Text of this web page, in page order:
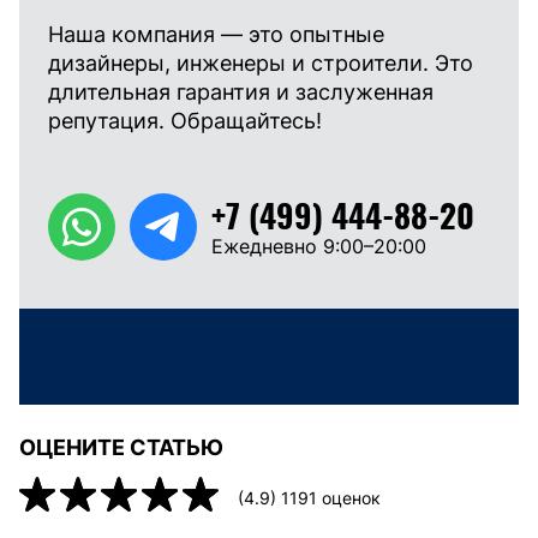
Наша компания — это опытные
дизайнеры, инженеры и строители. Это
длительная гарантия и заслуженная
репутация. Обращайтесь!
+7 (499) 444-88-20
Ежедневно 9:00–20:00
ОЦЕНИТЕ СТАТЬЮ
(4.9) 1191 оценок